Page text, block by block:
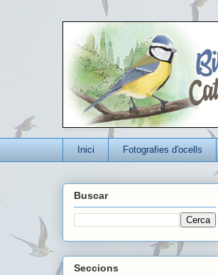
Un blog per conèixer millor els ocells que viuen a Catalunya
Inici Fotografies d'ocells
Buscar
Seccions